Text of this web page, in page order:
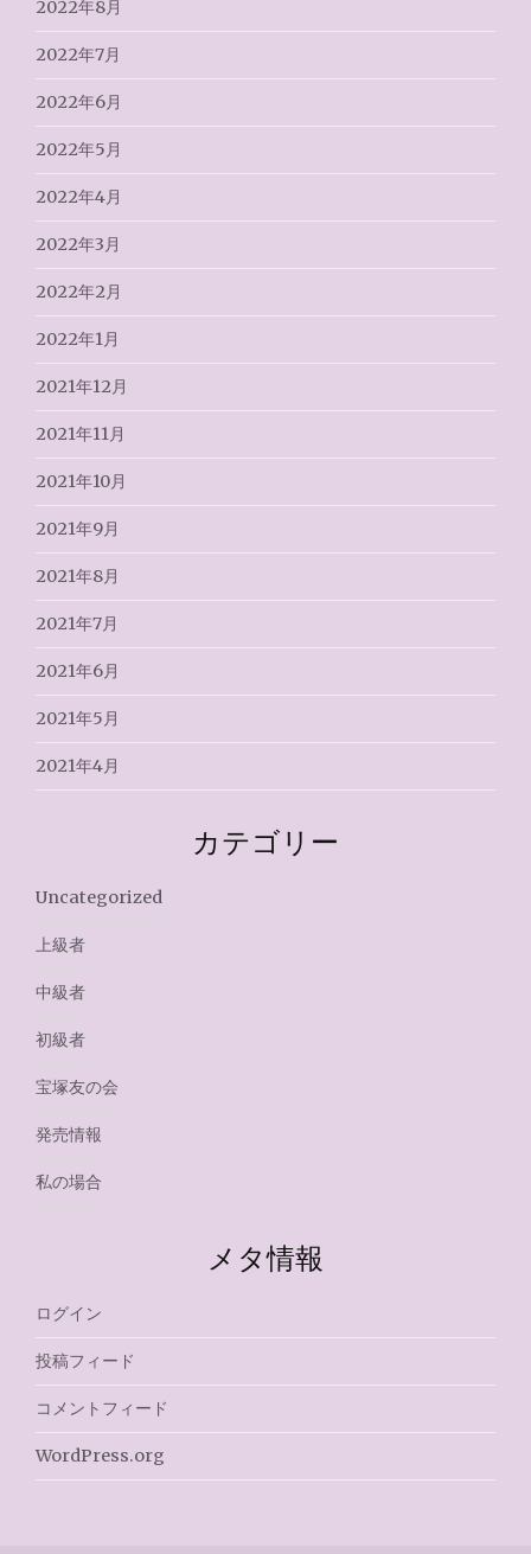
2022年8月
2022年7月
2022年6月
2022年5月
2022年4月
2022年3月
2022年2月
2022年1月
2021年12月
2021年11月
2021年10月
2021年9月
2021年8月
2021年7月
2021年6月
2021年5月
2021年4月
カテゴリー
Uncategorized
上級者
中級者
初級者
宝塚友の会
発売情報
私の場合
メタ情報
ログイン
投稿フィード
コメントフィード
WordPress.org